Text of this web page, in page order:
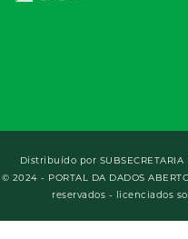
Distribuído por
© 2024 - PORTAL DA DADOS
reservados - licenciados